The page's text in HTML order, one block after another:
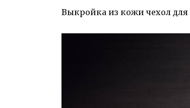
Выкройка из кожи чехол для